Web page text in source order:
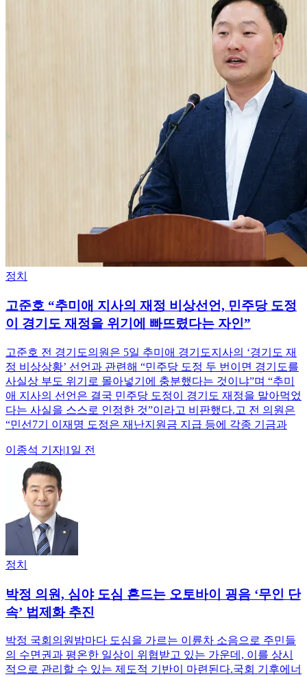
정치
고준호 “추미애 지사의 재정 비상선언, 민주당 도정
이 경기도 재정을 위기에 빠뜨렸다는 자인”
고준호 전 경기도의원은 5일 추미애 경기도지사의 ‘경기도 재
정 비상상황’ 선언과 관련해 “민주당 도정 두 번이면 경기도를
사실상 부도 위기로 몰아넣기에 충분했다는 것이냐”며 “추미
애 지사의 선언은 결국 민주당 도정이 경기도 재정을 말아먹었
다는 사실을 스스로 인정한 것”이라고 비판했다.고 전 의원은
“민선7기 이재명 도정은 재난지원금 지급 등에 각종 기금과
이종석 기자|1일 전
정치
박정 의원, 심야 도심 흔드는 오토바이 굉음 ‘무인 단
속’ 법제화 추진
박정 국회의원밤마다 도심을 가르는 이륜차 소음으로 주민들
의 수면권과 평온한 일상이 위협받고 있는 가운데, 이를 상시
적으로 관리할 수 있는 제도적 기반이 마련된다.국회 기후에너